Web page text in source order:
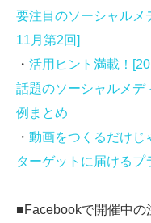
要注目のソーシャルメ
11月第2回]
・ 活用ヒント満載！
話題のソーシャルメデ
例まとめ
・ 動画をつくるだけじ
ターゲットに届ける
■Facebookで開催中の